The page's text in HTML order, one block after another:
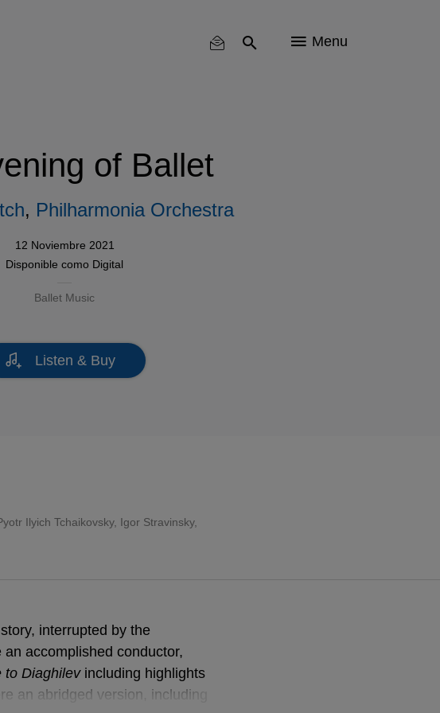
Menu
of Ballet
, Philharmonia Orchestra
12 Noviembre 2021
Disponible como Digital
Ballet Music
Listen & Buy
Ilyich Tchaikovsky, Igor Stravinsky,
to Diaghilev
interrupted by the
an accomplished conductor,
to Diaghilevincluding highlights
an abridged version, including